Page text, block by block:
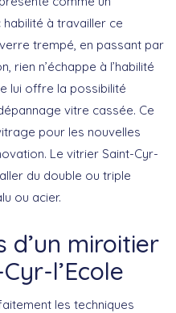
à travailler ce
trempé, en passant par
rien n’échappe à l’habilité
lui offre la possibilité
vitre cassée. Ce
pour les nouvelles
Le vitrier Saint-Cyr-
du double ou triple
ou acier.
d’un miroitier
l’Ecole
les techniques